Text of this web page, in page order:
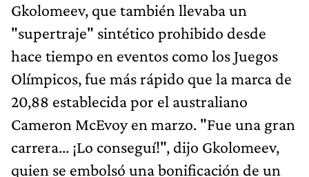
Gkolomeev, que también llevaba un
"supertraje" sintético prohibido desde
hace tiempo en eventos como los Juegos
Olímpicos, fue más rápido que la marca de
20,88 establecida por el australiano
Cameron McEvoy en marzo. "Fue una gran
carrera... ¡Lo conseguí!", dijo Gkolomeev,
quien se embolsó una bonificación de un